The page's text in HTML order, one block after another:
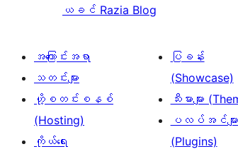
ယခင် Razia Blog
အကြောင်းအရာ
သတင်းများ
ဟို့စတင်းစနစ်
(Hosting)
ကိုယ်ရေး
ပြခန်း
(Showcase)
သီးမားများ
ပလပ်အင်များ
(Plugins)